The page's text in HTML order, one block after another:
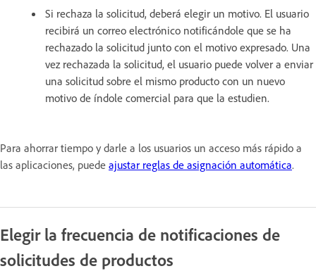
Si rechaza la solicitud, deberá elegir un motivo. El usuario
recibirá un correo electrónico notificándole que se ha
rechazado la solicitud junto con el motivo expresado. Una
vez rechazada la solicitud, el usuario puede volver a enviar
una solicitud sobre el mismo producto con un nuevo
motivo de índole comercial para que la estudien.
Para ahorrar tiempo y darle a los usuarios un acceso más rápido a
las aplicaciones, puede ajustar reglas de asignación automática.
Elegir la frecuencia de notificaciones de
solicitudes de productos